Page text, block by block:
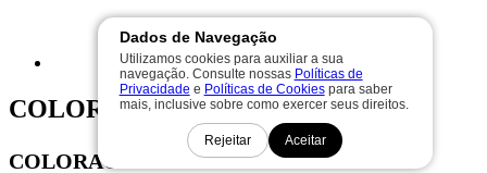
COLORACAO 12.89 VIZETCód. 8538
COLORACAO VIZET 12.89
Dados de Navegação
Utilizamos cookies para auxiliar a sua
navegação. Consulte nossas Políticas de
Privacidade e Políticas de Cookiespara saber
mais, inclusive sobre como exercer seus direitos.
Rejeitar Aceitar